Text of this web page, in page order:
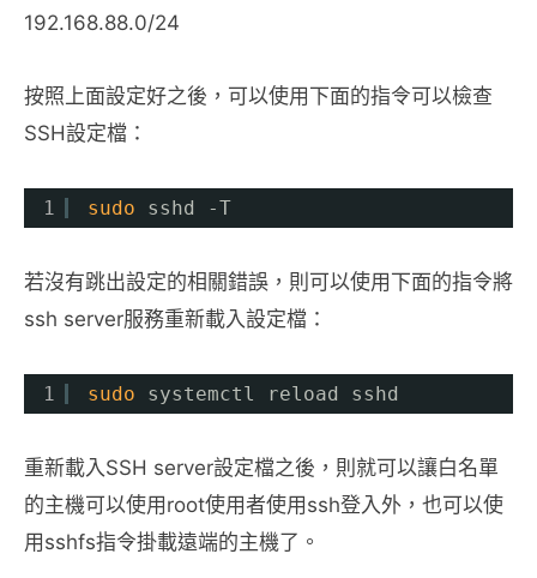
192.168.88.0/24
按照上面設定好之後，可以使用下面的指令可以檢查
SSH設定檔：
1 sudo sshd -T
若沒有跳出設定的相關錯誤，則可以使用下面的指令將
ssh server服務重新載入設定檔：
1 sudo systemctl reload sshd
重新載入SSH server設定檔之後，則就可以讓白名單
的主機可以使用root使用者使用ssh登入外，也可以使
用sshfs指令掛載遠端的主機了。